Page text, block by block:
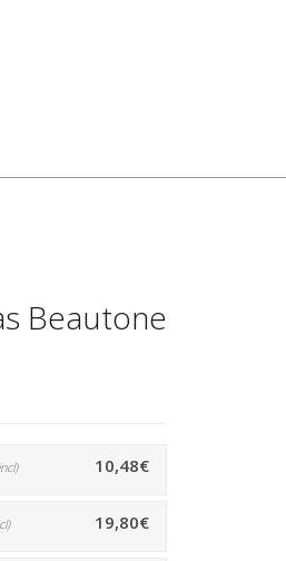
Beautone
10,48€
19,80€